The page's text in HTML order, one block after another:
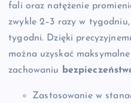
fali oraz natężenie
zwykle 2–3 razy w
tygodni. Dzięki
można uzyskać
zachowaniu
Zastosowanie w